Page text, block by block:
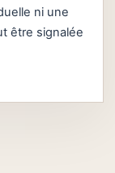
ni une
être signalée